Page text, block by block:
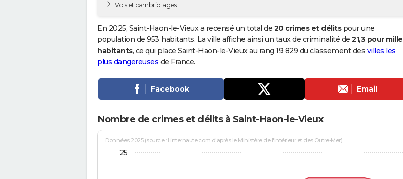
Vols et cambriolages
En 2025, Saint-Haon-le-Vieux a recensé un total de 20 crimes et délitspour une
population de 953 habitants. La ville affiche ainsi un taux de criminalité de 21,3 pour mille
habitants, ce qui place Saint-Haon-le-Vieux au rang 19 829 du classement des villes les
plus dangereuses de France.
Facebook Email
Nombre de crimes et délits à Saint-Haon-le-Vieux
Données 2025 (source : Linternaute.com d'après le Ministère de l'Intérieur et des Outre-Mer)
25